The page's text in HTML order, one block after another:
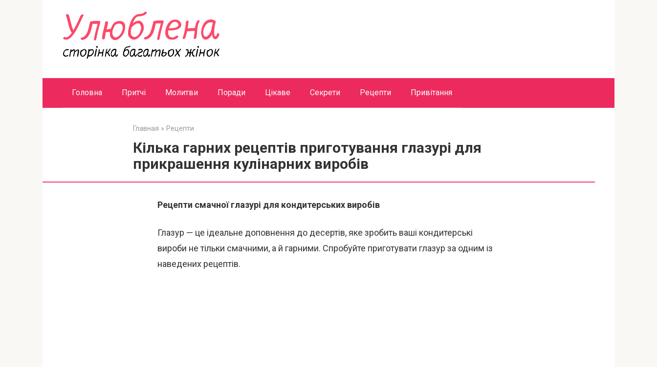
Головна Притчі Молитви Поради Цікаве Секрети Рецепти Привітання
Главная » Рецепти
Кілька гарних рецептів приготування глазурі для
прикрашення кулінарних виробів
Рецепти смачної глазурі для кондитерських виробів
Глазур — це ідеальне доповнення до десертів, яке зробить ваші кондитерські
вироби не тільки смачними, а й гарними. Спробуйте приготувати глазур за одним із
наведених рецептів.